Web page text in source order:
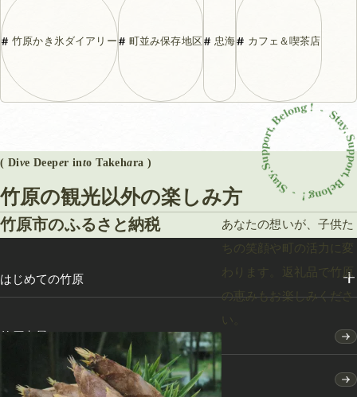
れ
泊
2
日
竹原かき氷ダイアリー 町並み保存地区 忠海 カフェ＆喫茶店
( Dive Deeper into Takehara )
竹原の観光以外の楽しみ方
竹原市のふるさと納税
あなたの想いが、子供た
ちの笑顔や町の活力に変
わります。返礼品で竹原
の恵みもお楽しみくださ
い。
はじめての竹原
竹原点景
モデルコース